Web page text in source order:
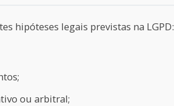
hipóteses legais previstas na LGPD:
ou arbitral;